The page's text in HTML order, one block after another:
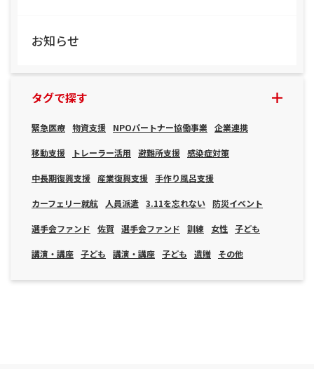
お知らせ
タグで探す
緊急医療 物資支援 NPOパートナー協働事業 企業連携
移動支援 トレーラー活用 避難所支援 感染症対策
中長期復興支援 産業復興支援 手作り風呂支援
カーフェリー就航 人員派遣 3.11を忘れない 防災イベント
選手会ファンド 佐賀 選手会ファンド 訓練 女性 子ども
講演・講座 子ども 講演・講座 子ども 遺贈 その他